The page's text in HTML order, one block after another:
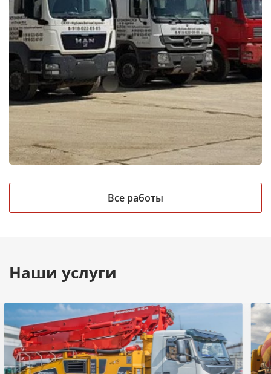
Все работы
Наши услуги